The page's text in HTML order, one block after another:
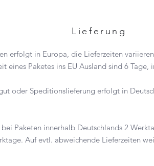
Lieferung
erfolgt in Europa, die Lieferzeiten
eines Paketes ins EU Ausland sind 6
oder Speditionslieferung erfolgt in
Paketen innerhalb Deutschlands 2
Auf evtl. abweichende Lieferzeiten